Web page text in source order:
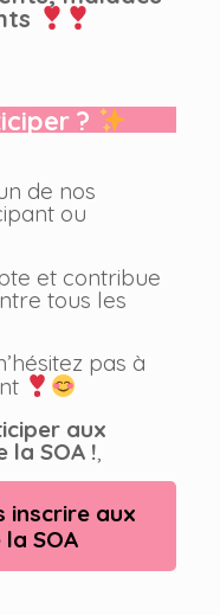
?
de nos
ou
et contribue
tous les
pas à
aux
la SOA !
inscrire aux
SOA